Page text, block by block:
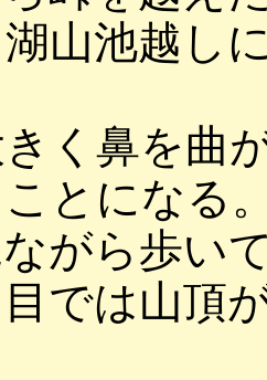
山池越し
く鼻を曲
とになる
がら歩い
では山頂